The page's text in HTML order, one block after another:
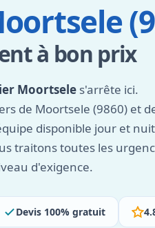
à bon prix
Moortsele s'arrête ici.
de Moortsele (9860) et
disponible jour et
traitons toutes les
d'exigence.
Devis 100% gratuit